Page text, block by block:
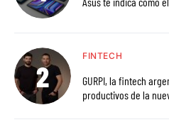
FINTECH
GURPI, la fintech argentina, habilita el
productivos de la